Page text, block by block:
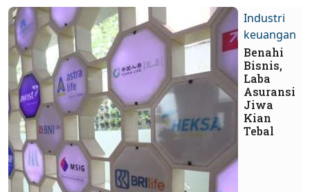
Industri
keuangan
Benahi
Bisnis,
Laba
Asuransi
Jiwa
Kian
Tebal